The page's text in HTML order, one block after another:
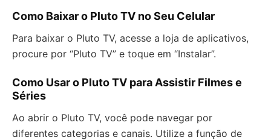
Como Baixar o Pluto TV no Seu Celular
Para baixar o Pluto TV, acesse a loja de aplicativos,
procure por “Pluto TV” e toque em “Instalar”.
Como Usar o Pluto TV para Assistir Filmes e
Séries
Ao abrir o Pluto TV, você pode navegar por
diferentes categorias e canais. Utilize a função de